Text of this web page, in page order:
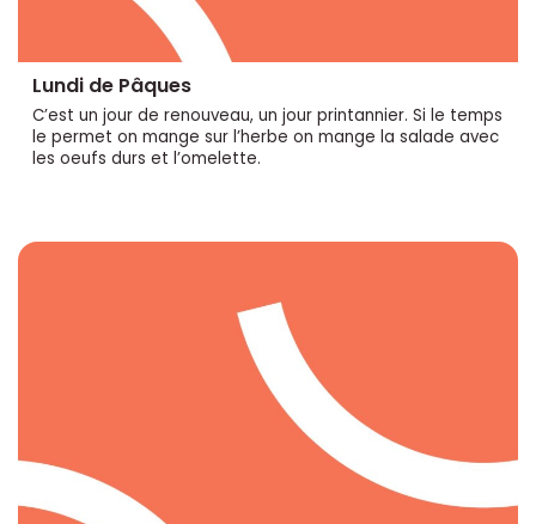
Lundi de Pâques
C’est un jour de renouveau, un jour printannier. Si le temps
le permet on mange sur l’herbe on mange la salade avec
les oeufs durs et l’omelette.